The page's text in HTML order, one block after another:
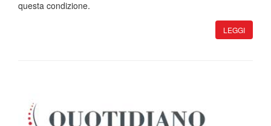
questa condizione.
LEGGI